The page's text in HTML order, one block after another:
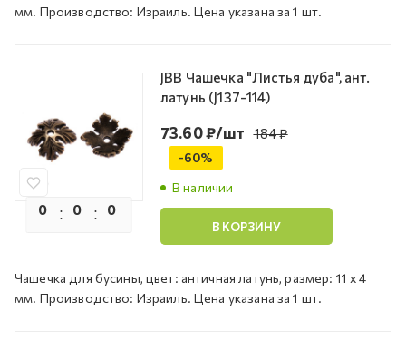
мм. Производство: Израиль. Цена указана за 1 шт.
0 0 0
JBB Чашечка "Листья дуба", ант.
латунь (J137-114)
В наличии
73.60₽/шт 184₽
-60%
В КОРЗИНУ
Чашечка для бусины, цвет: античная латунь, размер: 11 х 4
мм. Производство: Израиль. Цена указана за 1 шт.